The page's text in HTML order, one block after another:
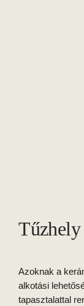
Tűzhely
Azoknak a
alkotási
tapasztalattal